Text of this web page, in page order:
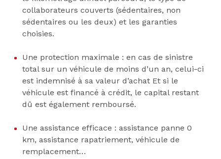
collaborateurs couverts (sédentaires, non
sédentaires ou les deux) et les garanties
choisies.
Une protection maximale : en cas de sinistre
total sur un véhicule de moins d’un an, celui-ci
est indemnisé à sa valeur d’achat Et si le
véhicule est financé à crédit, le capital restant
dû est également remboursé.
Une assistance efficace : assistance panne 0
km, assistance rapatriement, véhicule de
remplacement…